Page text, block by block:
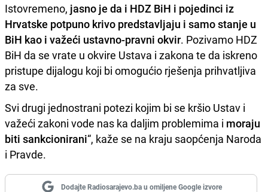
Istovremeno, jasno je da i HDZ BiH i pojedinci iz
Hrvatske potpuno krivo predstavljaju i samo stanje u
BiH kao i važeći ustavno-pravni okvir. Pozivamo HDZ
BiH da se vrate u okvire Ustava i zakona te da iskreno
pristupe dijalogu koji bi omogućio rješenja prihvatljiva
za sve.
Svi drugi jednostrani potezi kojim bi se kršio Ustav i
važeći zakoni vode nas ka daljim problemima i moraju
biti sankcionirani“, kaže se na kraju saopćenja Naroda
i Pravde.
Dodajte Radiosarajevo.ba u omiljene Google izvore